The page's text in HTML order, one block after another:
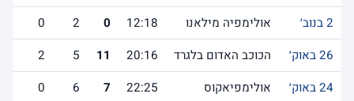
2 בנוב׳
אולימפיה מילאנו 12:18
0
2
0
26 באוק׳
הכוכב האדום בלגרד 20:16
11
5
2
24 באוק׳
אולימפיאקוס 22:25
7
6
0